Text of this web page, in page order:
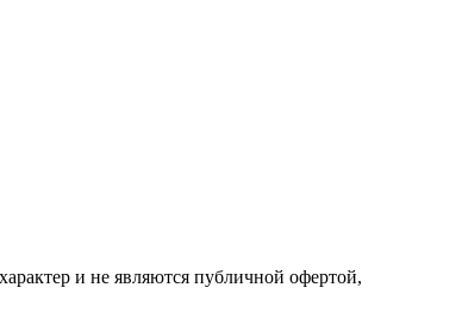
и не являются публичной офертой,